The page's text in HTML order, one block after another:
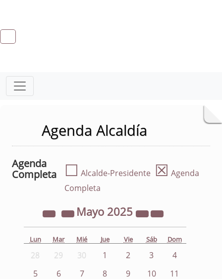
Agenda Alcaldía
Agenda
Completa
☐ Alcalde-Presidente ☒ Agenda
Completa
Mayo 2025
Lun Mar Mié Jue Vie Sáb Dom
28 29 30 1 2 3
4
5
6 7 8 9 10
11